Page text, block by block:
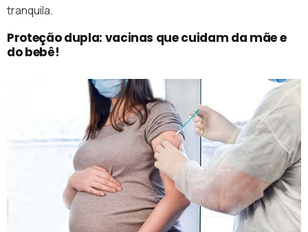
tranquila.
Proteção dupla: vacinas que cuidam da mãe e
do bebê!